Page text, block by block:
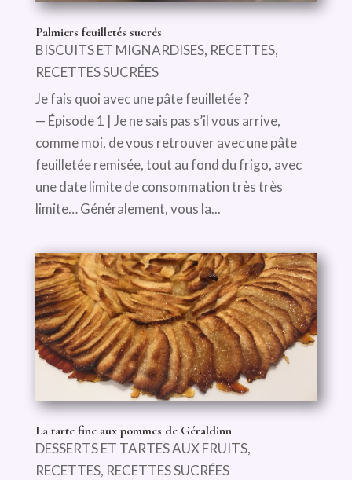
Palmiers feuilletés sucrés
BISCUITS ET MIGNARDISES, RECETTES,
RECETTES SUCRÉES
Je fais quoi avec une pâte feuilletée ?
— Épisode 1 | Je ne sais pas s’il vous arrive,
comme moi, de vous retrouver avec une pâte
feuilletée remisée, tout au fond du frigo, avec
une date limite de consommation très très
limite… Généralement, vous la...
La tarte fine aux pommes de Géraldinn
DESSERTS ET TARTES AUX FRUITS,
RECETTES, RECETTES SUCRÉES